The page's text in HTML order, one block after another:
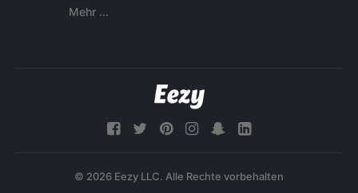
Mehr ...
© 2026 Eezy LLC. Alle Rechte vorbehalten